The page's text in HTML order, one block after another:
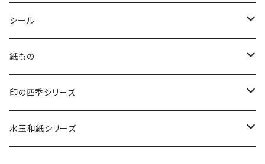
木印
文字印
デリカータ
バーサカラー
シール
四季シール
紙もの
カード・はがき
カード
レターセット・便箋
印の四季シリーズ
四季の印
水玉和紙シリーズ